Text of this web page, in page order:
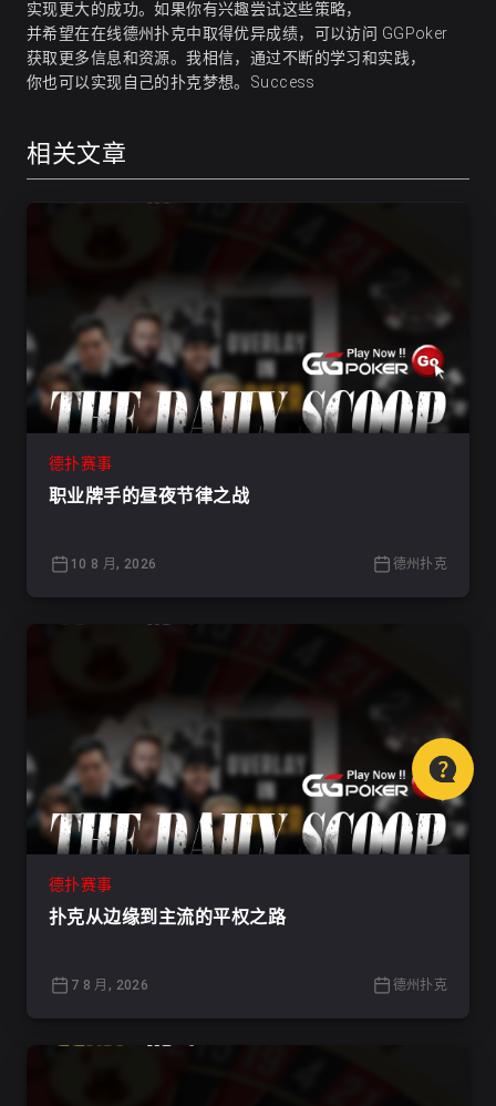
实现更大的成功。如果你有兴趣尝试这些策略，
并希望在在线德州扑克中取得优异成绩，可以访问 GGPoker
获取更多信息和资源。我相信，通过不断的学习和实践，
你也可以实现自己的扑克梦想。Success
相关文章
德扑赛事
职业牌手的昼夜节律之战
10 8 月, 2026 德州扑克
德扑赛事
扑克从边缘到主流的平权之路
7 8 月, 2026 德州扑克